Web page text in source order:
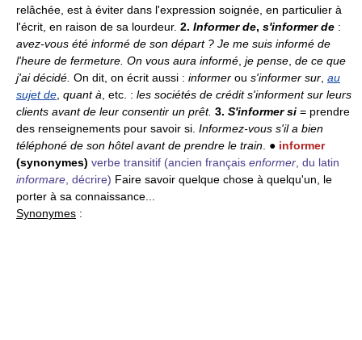
relâchée, est à éviter dans l'expression soignée, en particulier à
l'écrit, en raison de sa lourdeur. 2. Informer de, s'informer de :
avez-vous été informé de son départ ? Je me suis informé de
l'heure de fermeture. On vous aura informé je pense de ce que
j'ai décidé. On dit, on écrit aussi : informer ou s'informer sur au
sujet de quant à , etc. : les sociétés de crédit s'informent sur leurs
clients avant de leur consentir un prêt. 3. S'informer si = prendre
des renseignements pour savoir si. Informez-vous s'il a bien
téléphoné de son hôtel avant de prendre le train . ● informer
(synonymes) verbe transitif (ancien français enformer , du latin
informare , décrire) Faire savoir quelque chose à quelqu'un, le
porter à sa connaissance...
Synonymes :